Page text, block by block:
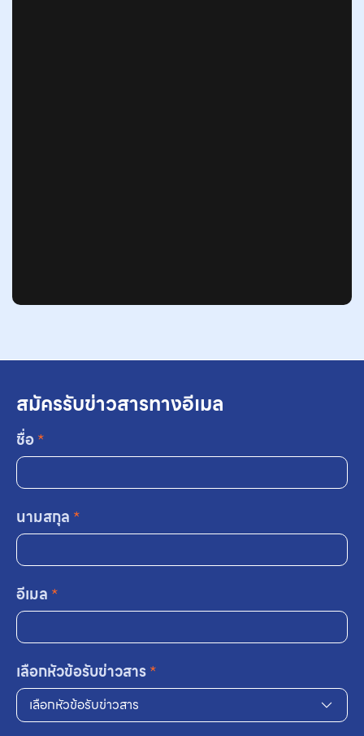
สมัครรับข่าวสารทางอีเมล
ชื่อ*
นามสกุล *
อีเมล *
เลือกหัวข้อรับข่าวสาร*
เลือกหัวข้อรับข่าวสาร